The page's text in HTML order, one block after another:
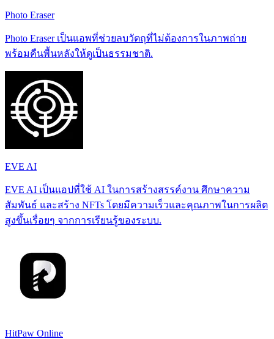
Photo Eraser
Photo Eraser เป็นแอพที่ช่วยลบวัตถุที่ไม่ต้องการในภาพถ่าย
พร้อมคืนพื้นหลังให้ดูเป็นธรรมชาติ.
EVE AI
EVE AI เป็นแอปที่ใช้ AI ในการสร้างสรรค์งาน ศึกษาความ
สัมพันธ์ และสร้าง NFTs โดยมีความเร็วและคุณภาพในการผลิต
สูงขึ้นเรื่อยๆ จากการเรียนรู้ของระบบ.
HitPaw Online